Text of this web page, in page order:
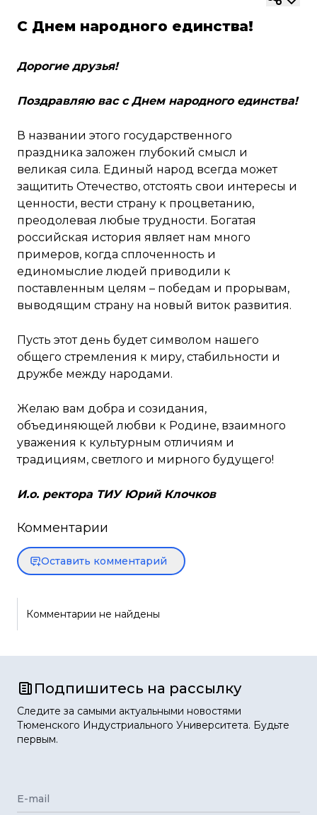
С Днем народного единства!
Дорогие друзья!
Поздравляю вас с Днем народного единства!
В названии этого государственного
праздника заложен глубокий смысл и
великая сила. Единый народ всегда может
защитить Отечество, отстоять свои интересы и
ценности, вести страну к процветанию,
преодолевая любые трудности. Богатая
российская история являет нам много
примеров, когда сплоченность и
единомыслие людей приводили к
поставленным целям – победам и прорывам,
выводящим страну на новый виток развития.
Пусть этот день будет символом нашего
общего стремления к миру, стабильности и
дружбе между народами.
Желаю вам добра и созидания,
объединяющей любви к Родине, взаимного
уважения к культурным отличиям и
традициям, светлого и мирного будущего!
И.о. ректора ТИУ Юрий Клочков
Комментарии
Оставить комментарий
Комментарии не найдены
Подпишитесь на рассылку
Следите за самыми актуальными новостями
Тюменского Индустриального Университета. Будьте
первым.
E-mail